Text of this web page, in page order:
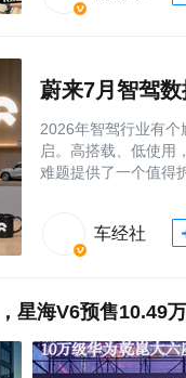
蔚来7月智驾
2026年智驾行业有
启。高搭载、低使用
难题提供了一个值得
车经社
星海V6预售10.49